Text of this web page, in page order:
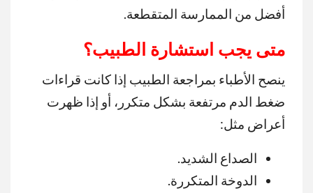
أفضل من الممارسة المتقطعة.
متى يجب استشارة الطبيب؟
ينصح الأطباء بمراجعة الطبيب إذا كانت قراءات
ضغط الدم مرتفعة بشكل متكرر، أو إذا ظهرت
أعراض مثل:
الصداع الشديد.
الدوخة المتكررة.